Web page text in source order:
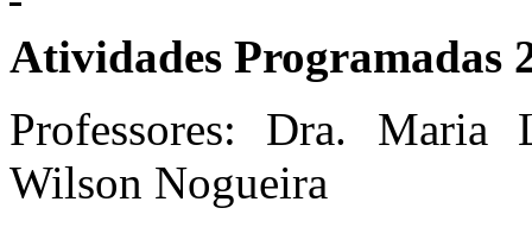
Atividades Programadas
Professores: Dra.
Wilson Nogueira